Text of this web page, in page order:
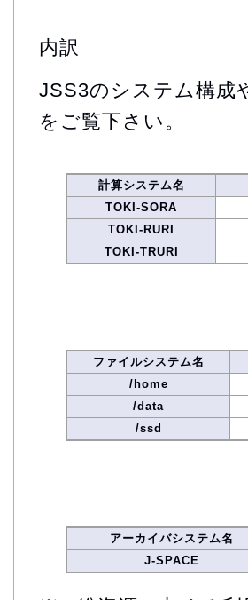
内訳
JSS3のシステム構成
をご覧下さい。
計算システム名
TOKI-SORA
TOKI-RURI
TOKI-TRURI
ファイルシステム名
/home
/data
/ssd
アーカイバシステム名
J-SPACE